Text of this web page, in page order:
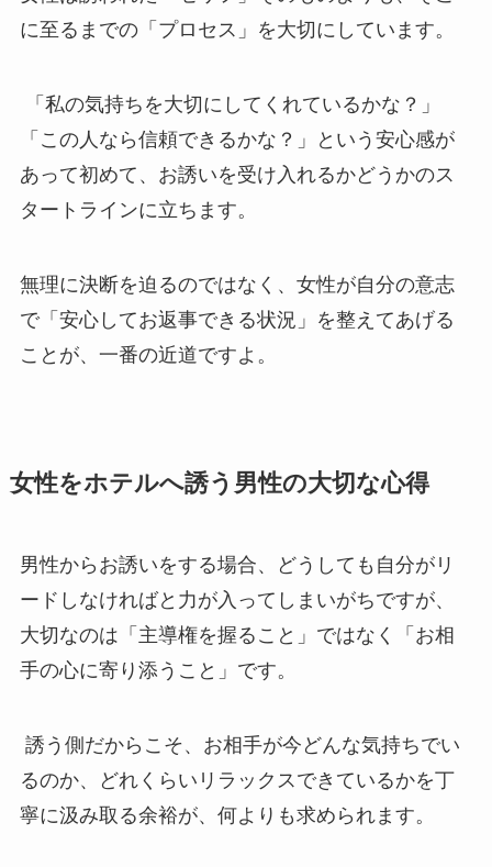
に至るまでの「プロセス」を大切にしています。
「私の気持ちを大切にしてくれているかな？」
「この人なら信頼できるかな？」という安心感が
あって初めて、お誘いを受け入れるかどうかのス
タートラインに立ちます。
無理に決断を迫るのではなく、女性が自分の意志
で「安心してお返事できる状況」を整えてあげる
ことが、一番の近道ですよ。
女性をホテルへ誘う男性の大切な心得
男性からお誘いをする場合、どうしても自分がリ
ードしなければと力が入ってしまいがちですが、
大切なのは「主導権を握ること」ではなく「お相
手の心に寄り添うこと」です。
誘う側だからこそ、お相手が今どんな気持ちでい
るのか、どれくらいリラックスできているかを丁
寧に汲み取る余裕が、何よりも求められます。